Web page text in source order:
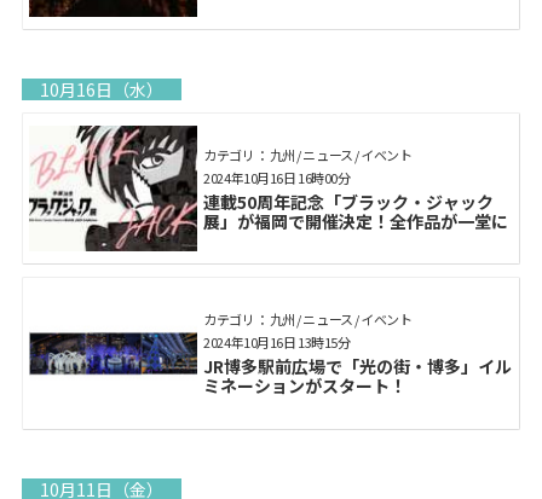
10月16日（水）
カテゴリ： 九州 / ニュース / イベント
連載50周年記念「ブラック・ジャック
展」が福岡で開催決定！全作品が一堂に
2024年10月16日 16時00分
カテゴリ： 九州 / ニュース / イベント
JR博多駅前広場で「光の街・博多」イル
ミネーションがスタート！
2024年10月16日 13時15分
10月11日（金）